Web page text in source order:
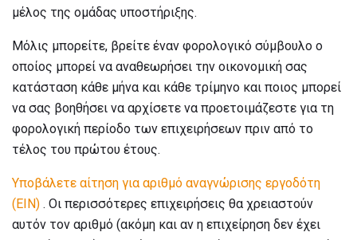
μέλος της ομάδας υποστήριξης.
Μόλις μπορείτε, βρείτε έναν φορολογικό σύμβουλο ο
οποίος μπορεί να αναθεωρήσει την οικονομική σας
κατάσταση κάθε μήνα και κάθε τρίμηνο και ποιος μπορεί
να σας βοηθήσει να αρχίσετε να προετοιμάζεστε για τη
φορολογική περίοδο των επιχειρήσεων πριν από το
τέλος του πρώτου έτους.
Υποβάλετε αίτηση για αριθμό αναγνώρισης εργοδότη
(EIN) . Οι περισσότερες επιχειρήσεις θα χρειαστούν
αυτόν τον αριθμό (ακόμη και αν η επιχείρηση δεν έχει